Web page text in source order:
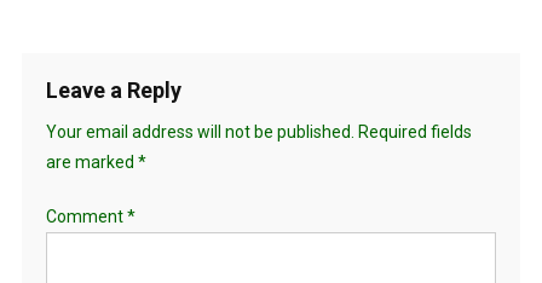
Leave a Reply
Your email address will not be published.
Required fields
are marked *
Comment*